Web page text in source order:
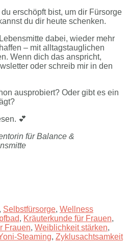
erschöpft bist, um dir Fürsorge
du dir heute schenken.
dabei, wieder mehr
– mit alltagstauglichen
Wenn dich das anspricht,
oder schreib mir in den
ausprobiert? Oder gibt es ein
💕
für Balance &
Selbstfürsorge, Wellness
, Kräuterkunde für Frauen,
Frauen, Weiblichkeit stärken,
Steaming, Zyklusachtsamkeit